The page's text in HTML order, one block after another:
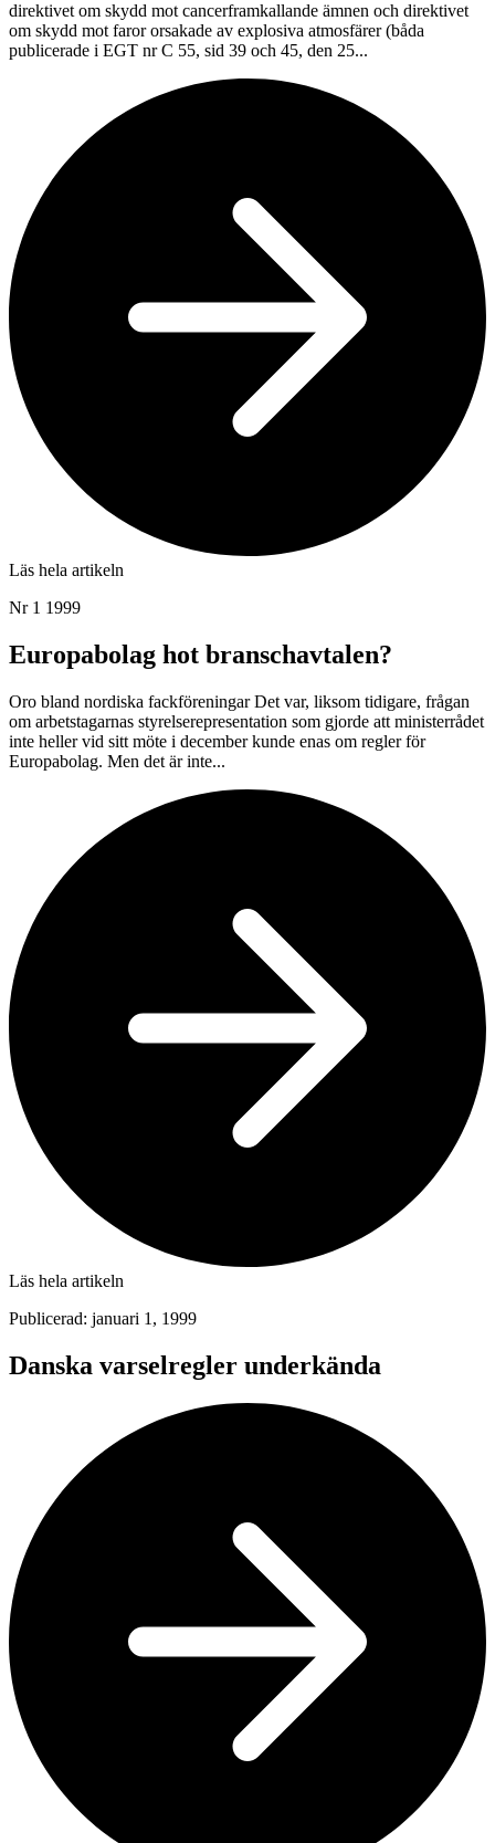
direktivet om skydd mot cancerframkallande ämnen och direktivet
om skydd mot faror orsakade av explosiva atmosfärer (båda
publicerade i EGT nr C 55, sid 39 och 45, den 25...
Läs hela artikeln
Nr 1 1999
Europabolag hot branschavtalen?
Oro bland nordiska fackföreningar Det var, liksom tidigare, frågan
om arbetstagarnas styrelserepresentation som gjorde att ministerrådet
inte heller vid sitt möte i december kunde enas om regler för
Europabolag. Men det är inte...
Läs hela artikeln
Publicerad: januari 1, 1999
Danska varselregler underkända